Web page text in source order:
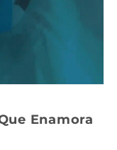
Enamora